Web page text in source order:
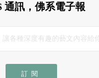
通訊，佛系電子報
訂閱